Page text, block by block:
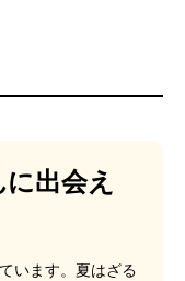
出会え
います。夏はざる